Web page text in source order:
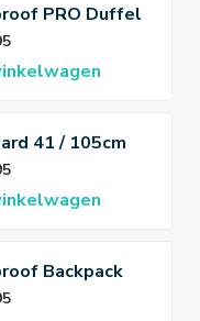
PRO Duffel
41 / 105cm
Backpack